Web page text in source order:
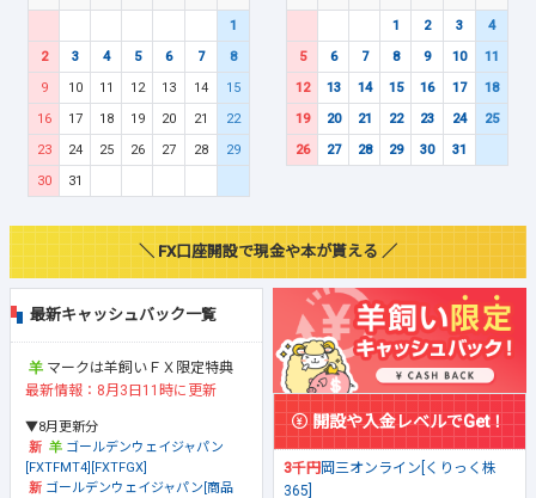
1
2
3 4 5 6 7
8
9
10 11 12 13 14
15
16
17 18 19 20 21
22
23
24 25 26 27 28
29
30
31
1
2 3
4
5
6 7 8 9 10
11
12
13 14 15 16 17
18
19
20 21 22 23 24
25
26
27 28 29 30 31
＼ FX口座開設で現金や本が貰える ／
最新キャッシュバック一覧
マークは羊飼いＦＸ限定特典
最新情報：8月3日11時に更新
▼8月更新分
ゴールデンウェイジャパン
[FXTFMT4][FXTFGX]
ゴールデンウェイジャパン[商品
開設や入金レベルでGet！
3千円岡三オンライン[くりっく株
365]